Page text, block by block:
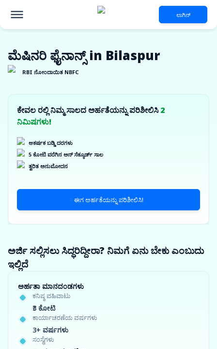
ಲಾಗಿನ್
ಮೆಷಿನರಿ ಫೈನಾನ್ಸ್ in Bilaspur
RBI ನೋಂದಾಯಿತ NBFC
ಕೇವಲ ರಲ್ಲಿ ನಿಮ್ಮ ಸಾಲದ ಅರ್ಹತೆಯನ್ನು ಪರಿಶೀಲಿಸಿ2
ನಿಮಿಷಗಳು!
ಆಕರ್ಷಕ ಬಡ್ಡಿ ದರಗಳು
5 ಕೋಟಿ ವರೆಗಿನ ಅನ್ ಸೆಕ್ಯೂರ್ಡ್ ಸಾಲ
ತ್ವರಿತ ಅನುಮೋದನ
ಈಗ ಅರ್ಹತೆಯನ್ನು ಪರಿಶೀಲಿಸಿ!
ಅರ್ಜಿ ಸಲ್ಲಿಸಲು ಸಿದ್ಧರಿದ್ದೀರಾ? ನಿಮಗೆ ಏನು ಬೇಕು ಎಂಬುದು
ಇಲ್ಲಿದೆ
ಅರ್ಹತಾ ಮಾನದಂಡಗಳು
ಕನಿಷ್ಠ ವಹಿವಾಟು
₹3 ಕೋಟಿ
ಕಾರ್ಯಾಚರಣೆಯ ವರ್ಷಗಳು
3+ ವರ್ಷಗಳು
ಸಂಸ್ಥೆಗಳು